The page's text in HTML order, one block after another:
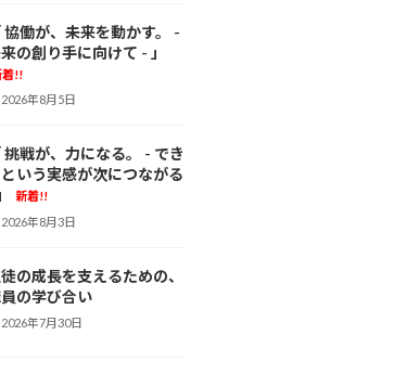
協働が、未来を動かす。 -
の創り手に向けて - 」
着!!
2026年8月5日
挑戦が、力になる。 - でき
いう実感が次につながる
新着!!
2026年8月3日
の成長を支えるための、
の学び合い
2026年7月30日